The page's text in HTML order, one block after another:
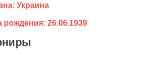
Украина
рождения: 26.06.1939